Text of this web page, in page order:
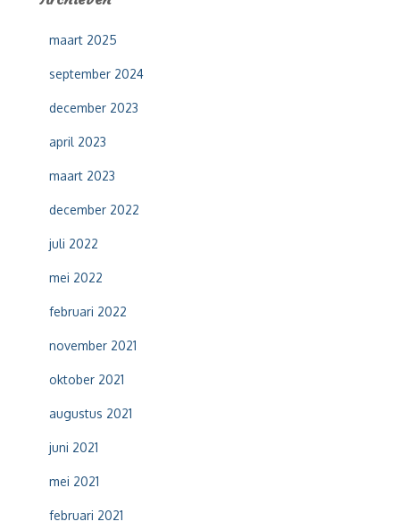
n
maart 2025
september 2024
december 2023
april 2023
maart 2023
december 2022
juli 2022
mei 2022
februari 2022
november 2021
oktober 2021
augustus 2021
juni 2021
mei 2021
februari 2021